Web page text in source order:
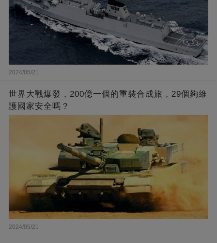
2024/05/21
世界大戰爆發，200億一個的重裝合成旅，29個夠維
護國家安全嗎？
2024/05/21